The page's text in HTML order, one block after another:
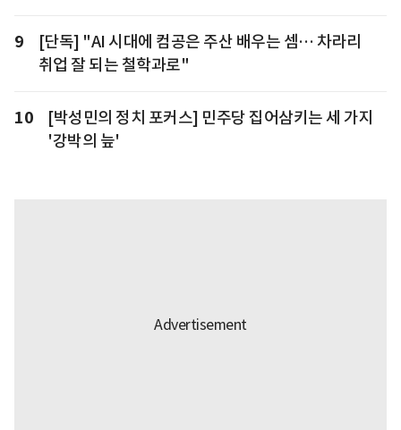
9
[단독] "AI 시대에 컴공은 주산 배우는 셈… 차라리
취업 잘 되는 철학과로"
10
[박성민의 정치 포커스] 민주당 집어삼키는 세 가지
'강박의 늪'